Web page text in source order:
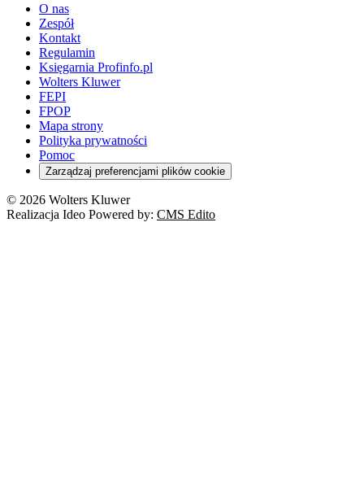
O nas
Zespół
Kontakt
Regulamin
Księgarnia Profinfo.pl
Wolters Kluwer
FEPI
FPOP
Mapa strony
Polityka prywatności
Pomoc
Zarządzaj preferencjami plików cookie
© 2026 Wolters Kluwer
Realizacja Ideo Powered by: CMS Edito